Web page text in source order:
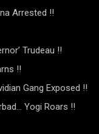
Arrested !!
Trudeau !!
!!
Gang Exposed !!
Yogi Roars !!